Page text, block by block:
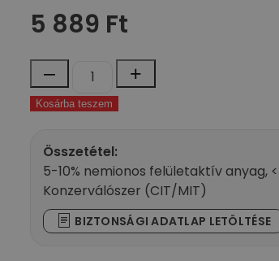
5 889 Ft
–
DY-
Folyékony
mosogatószer
5000
ml
mennyiség
+
Kosárba teszem
Összetétel:
5-10% nemionos felületaktív anyag,
Konzerválószer (CIT/MIT)
BIZTONSÁGI ADATLAP LETÖLTÉSE